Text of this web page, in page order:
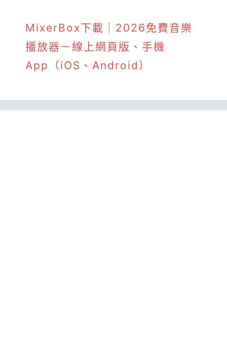
MixerBox下載｜2026免費音樂
播放器－線上網頁版、手機
App（iOS、Android）